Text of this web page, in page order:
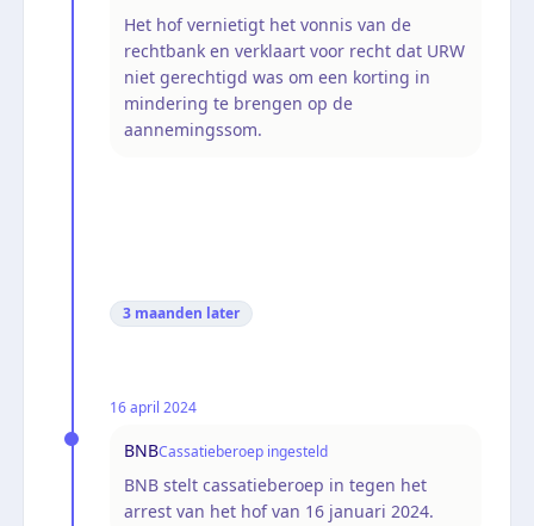
Het hof vernietigt het vonnis van de
rechtbank en verklaart voor recht dat URW
niet gerechtigd was om een korting in
mindering te brengen op de
aannemingssom.
3 maanden later
16 april 2024
BNBCassatieberoep ingesteld
BNB stelt cassatieberoep in tegen het
arrest van het hof van 16 januari 2024.